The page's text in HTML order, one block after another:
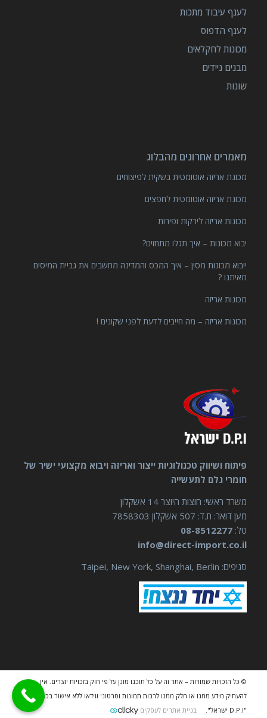
לענף עיבוד מתכות
לענף הדפוס
מכונות לחקלאים
מבנים ניידים
שונות
מאמרים אחרונים מהבלוג
מכונת אריזה אוטומטית בשקית לפיצוחים
מכונת אריזה אוטומטית לחפצים
מכונות אריזה לירקות ופירות
יבוא מכונות – איך תגלו מתחזים?
ייבוא מכונות מסין – איך המכס והמדינה מחשבים את גביית המיסים
מאיתנו ?
מכונות אריזה
מכונות אריזה – מה חייבים לדעת לפני שקונים !
פיתוח ושיווק טכנולוגיות ייצור ואריזה ויבוא מקצועי ישיר של
חומרי גלם לתעשייה
משרד ראשי: חוצות היוצר 14 אשקלון
מען דואר: ת.ד: 507 אשקלון 7858303
טל: 08-8512277
info@direct-import.co.il
סניפים: Taipei, New York, Shanghai, Berlin
© כל הזכויות שמורות – אתר זה על כל תוכנו מוגן על פי חוק בזכויות יוצרים. אין
להעתיק מידע ממנו או חלק ממנו לרבות תמונות וסרטוני ווידאו ללא אישור בכתב מאת
"D.P.I ישראל".
בניית אתרים לעסקים